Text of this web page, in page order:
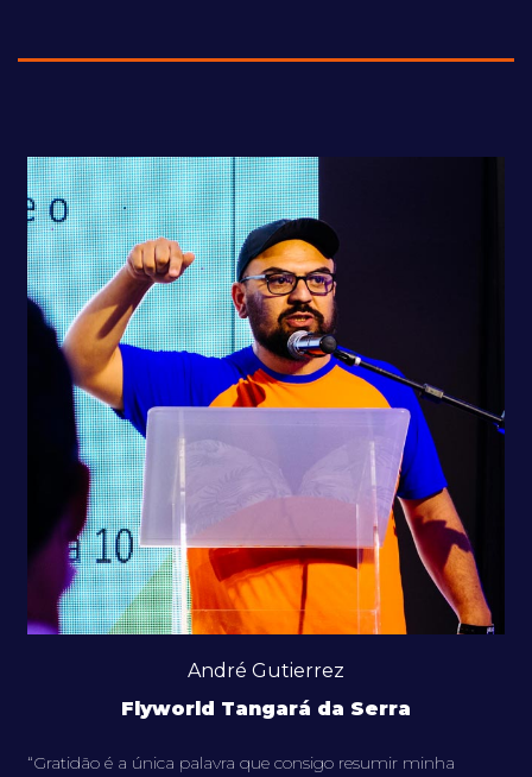
André Gutierrez
Flyworld Tangará da Serra
“Gratidão é a única palavra que consigo resumir minha